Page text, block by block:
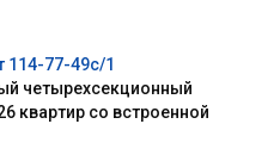
114-77-49с/1
четырехсекционный
квартир со встроенной